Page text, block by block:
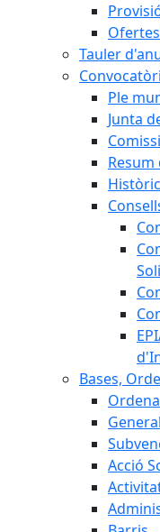
Tauler
Ple
Junta
Bases,
Acció